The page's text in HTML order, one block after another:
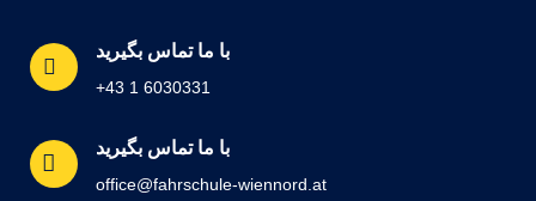
با ما تماس بگیرید
+43 1 6030331
با ما تماس بگیرید
office@fahrschule-wiennord.at